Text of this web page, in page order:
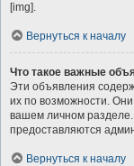
[img].
Вернуться к началу
Что такое важные
Эти объявления
их по возможности.
вашем личном
предоставляются
Вернуться к началу